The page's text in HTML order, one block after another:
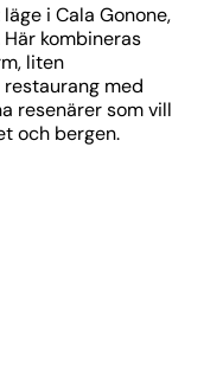
i Cala Gonone,
kombineras
liten
med
resenärer som vill
och bergen.